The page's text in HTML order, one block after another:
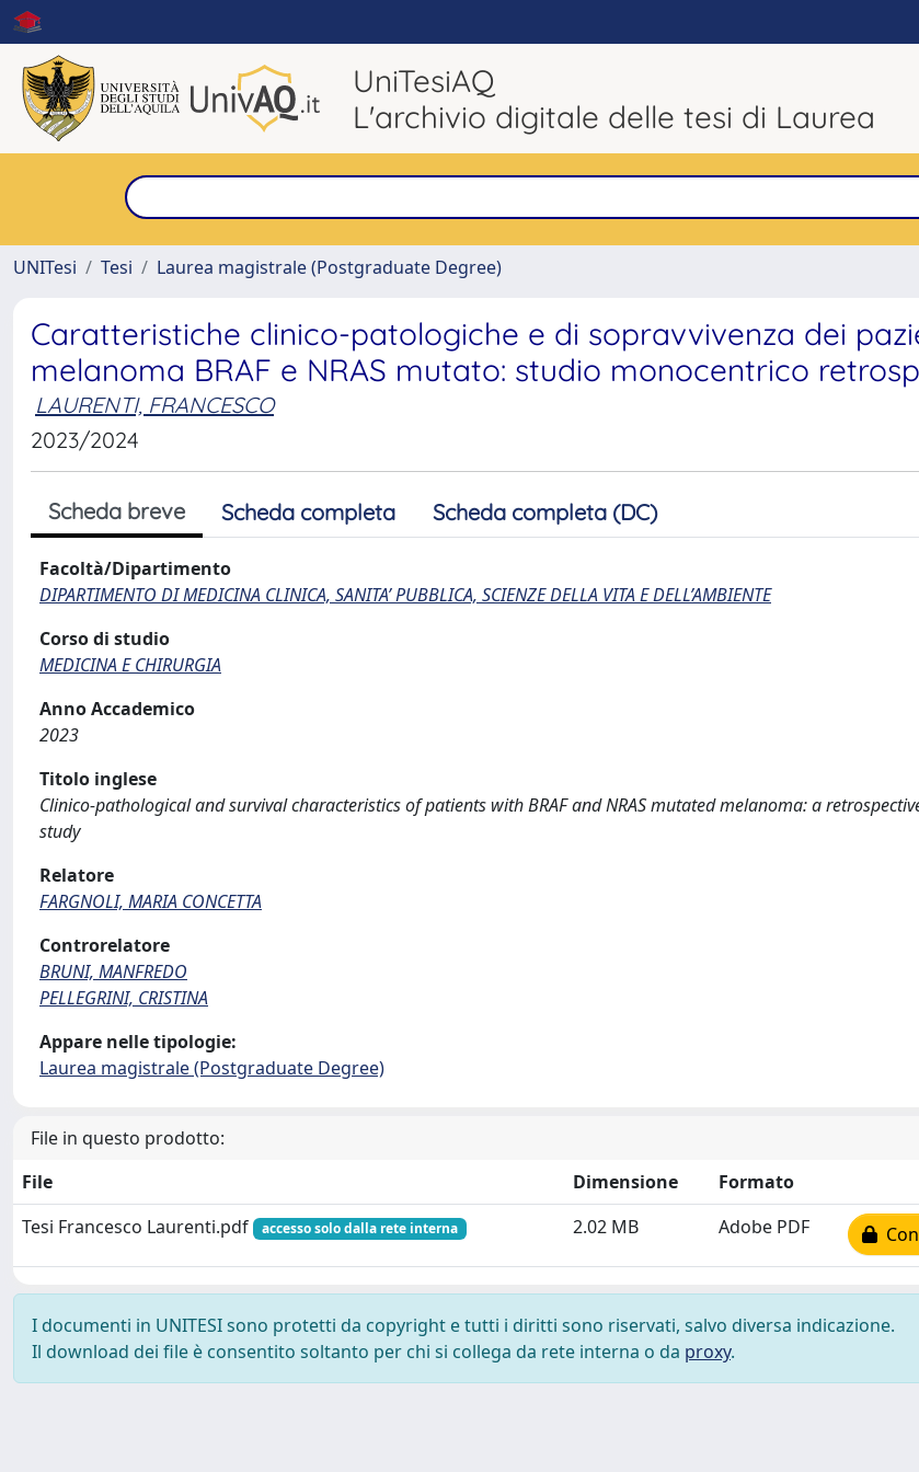
UniTesiAQ
L'archivio digitale delle tesi di Laurea
UNITesi
Tesi Laurea magistrale (Postgraduate Degree)
Caratteristiche clinico-patologiche e di sopravvivenza dei
melanoma BRAF e NRAS mutato: studio monocentrico
LAURENTI, FRANCESCO
2023/2024
Scheda breve Scheda completa Scheda completa (DC)
Facoltà/Dipartimento
DIPARTIMENTO DI MEDICINA CLINICA, SANITA’ PUBBLICA, SCIENZE DELLA VITA E DELL’AMBIENTE
Corso di studio
MEDICINA E CHIRURGIA
Anno Accademico
2023
Titolo inglese
Clinico-pathological and survival characteristics of patients with BRAF and NRAS mutated melanoma: a
study
Relatore
FARGNOLI, MARIA CONCETTA
Controrelatore
BRUNI, MANFREDO
PELLEGRINI, CRISTINA
Appare nelle tipologie:
Laurea magistrale (Postgraduate Degree)
File in questo prodotto:
File
Dimensione
Formato
Tesi Francesco Laurenti.pdf
accesso solo dalla rete interna 2.02 MB Adobe PDF
I documenti in UNITESI sono protetti da copyright e tutti i diritti sono riservati, salvo diversa indicazione.
Il download dei file è consentito soltanto per chi si collega da rete interna o da proxy.